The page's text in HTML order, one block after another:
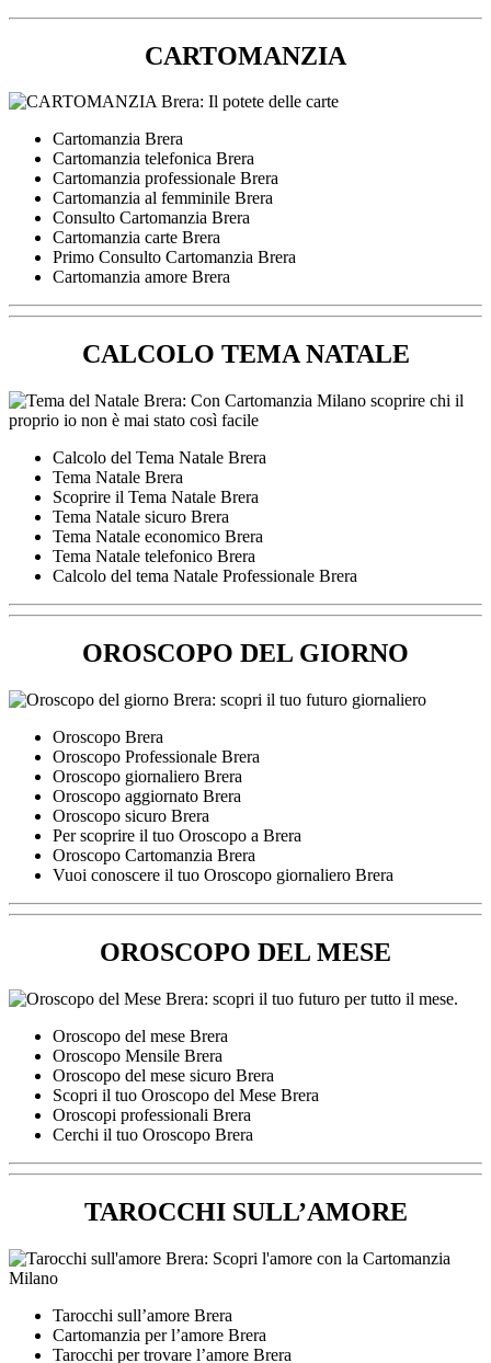
CARTOMANZIA
Cartomanzia Brera
Cartomanzia telefonica Brera
Cartomanzia professionale Brera
Cartomanzia al femminile Brera
Consulto Cartomanzia Brera
Cartomanzia carte Brera
Primo Consulto Cartomanzia Brera
Cartomanzia amore Brera
CALCOLO TEMA NATALE
Calcolo del Tema Natale Brera
Tema Natale Brera
Scoprire il Tema Natale Brera
Tema Natale sicuro Brera
Tema Natale economico Brera
Tema Natale telefonico Brera
Calcolo del tema Natale Professionale Brera
OROSCOPO DEL GIORNO
Oroscopo Brera
Oroscopo Professionale Brera
Oroscopo giornaliero Brera
Oroscopo aggiornato Brera
Oroscopo sicuro Brera
Per scoprire il tuo Oroscopo a Brera
Oroscopo Cartomanzia Brera
Vuoi conoscere il tuo Oroscopo giornaliero Brera
OROSCOPO DEL MESE
Oroscopo del mese Brera
Oroscopo Mensile Brera
Oroscopo del mese sicuro Brera
Scopri il tuo Oroscopo del Mese Brera
Oroscopi professionali Brera
Cerchi il tuo Oroscopo Brera
TAROCCHI SULL’AMORE
Tarocchi sull’amore Brera
Cartomanzia per l’amore Brera
Tarocchi per trovare l’amore Brera